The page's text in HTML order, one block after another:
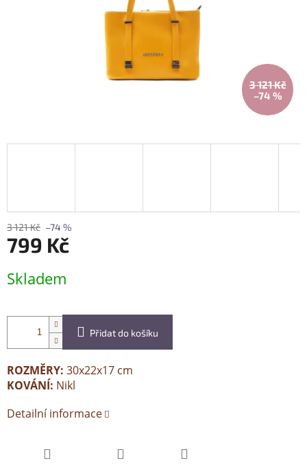
3 121 Kč
–74 %
3 121 Kč –74 %
799 Kč
cena:
Skladem
Přidat do košíku
ROZMĚRY: 30x22x17 cm
KOVÁNÍ: Nikl
Detailní informace